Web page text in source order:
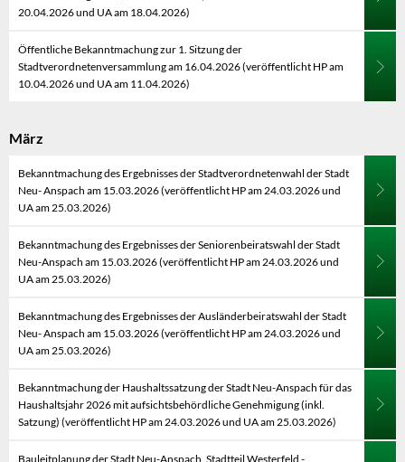
20.04.2026 und UA am 18.04.2026)
Öffentliche Bekanntmachung zur 1. Sitzung der
Stadtverordnetenversammlung am 16.04.2026 (veröffentlicht HP am
10.04.2026 und UA am 11.04.2026)
März
Bekanntmachung des Ergebnisses der Stadtverordnetenwahl der Stadt
Neu- Anspach am 15.03.2026 (veröffentlicht HP am 24.03.2026 und
UA am 25.03.2026)
Bekanntmachung des Ergebnisses der Seniorenbeiratswahl der Stadt
Neu-Anspach am 15.03.2026 (veröffentlicht HP am 24.03.2026 und
UA am 25.03.2026)
Bekanntmachung des Ergebnisses der Ausländerbeiratswahl der Stadt
Neu- Anspach am 15.03.2026 (veröffentlicht HP am 24.03.2026 und
UA am 25.03.2026)
Bekanntmachung der Haushaltssatzung der Stadt Neu-Anspach für das
Haushaltsjahr 2026 mit aufsichtsbehördliche Genehmigung (inkl.
Satzung) (veröffentlicht HP am 24.03.2026 und UA am 25.03.2026)
Bauleitplanung der Stadt Neu-Anspach, Stadtteil Westerfeld -